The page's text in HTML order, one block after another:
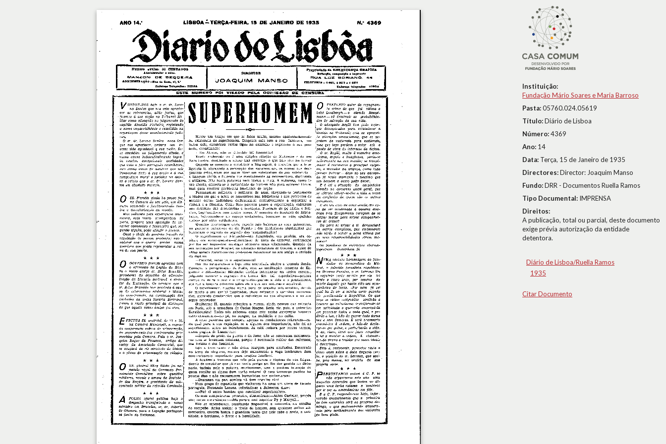
Instituição:
Fundação Mário Soares e Maria Barroso
Pasta:05760.024.05619
Título:Diário de Lisboa
Número:4369
Ano: 14
Data: Terça, 15 de Janeiro de 1935
Directores:Director: Joaquim Manso
Fundo:DRR - Documentos Ruella Ramos
Tipo Documental: IMPRENSA
Direitos:
A publicação, total ou parcial, deste documento
exige prévia autorização da entidade
detentora.
Diário de Lisboa/Ruella Ramos
1935
Citar Documento